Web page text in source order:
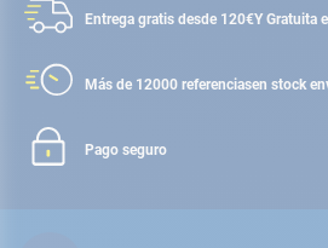
Entrega gratis desde 120€Y Gratuita
Más de 12000 referenciasen stock
Pago seguro